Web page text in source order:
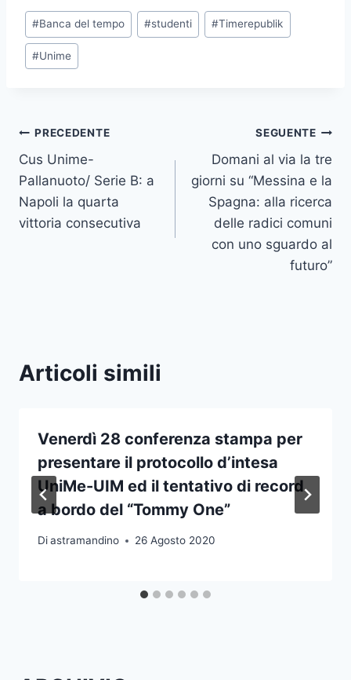
Tag
articolo:
#Banca del tempo #studenti #Timerepublik
#Unime
Navigazione
articoli
PRECEDENTE
Cus Unime-
Pallanuoto/ Serie B: a
Napoli la quarta
vittoria consecutiva
SEGUENTE
Domani al via la tre
giorni su “Messina e la
Spagna: alla ricerca
delle radici comuni
con uno sguardo al
futuro”
Articoli simili
Venerdì 28 conferenza stampa per
presentare il protocollo d’intesa
UniMe-UIM ed il tentativo di record
a bordo del “Tommy One”
Diastramandino 26 Agosto 2020